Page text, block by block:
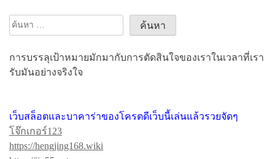
เ
รื่
ง
ค้นหา
การบรรลุเป้าหมายมักมากับการตัดสินใจของเราในเวลาที่เรา
รับมันอย่างจริงใจ
เว็บสล็อตและบาคาร่าของโครตดีเว็บนี้เล่นแล้วรวยจัดๆ
โจ๊กเกอร์123
https://hengjing168.wiki